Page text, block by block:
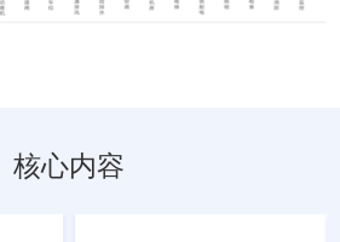
核心内容